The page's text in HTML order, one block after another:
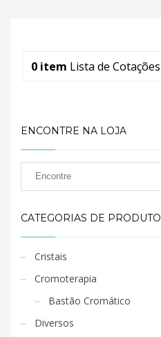
0 item Lista de Cotações
ENCONTRE NA LOJA
CATEGORIAS DE PRODUTO
Cristais
Cromoterapia
Bastão Cromático
Diversos